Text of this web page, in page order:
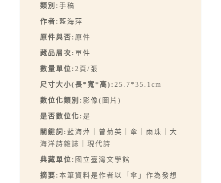
類別: 手稿
作者: 藍海萍
原件與否: 原件
藏品層次: 單件
數量單位: 2頁/張
尺寸大小(長*寬*高): 25.7*35.1cm
數位化類別: 影像(圖片)
是否數位化: 是
關鍵詞: 藍海萍｜曾菊英｜傘｜雨珠｜大
海洋詩雜誌｜現代詩
典藏單位: 國立臺灣文學館
摘要: 本筆資料是作者以「傘」作為發想